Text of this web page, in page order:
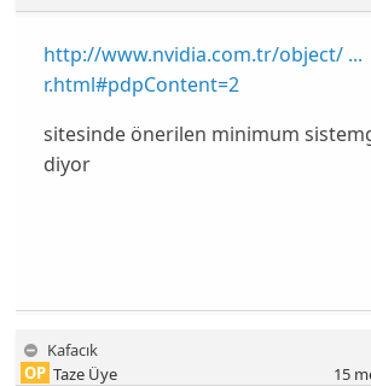
http://www.nvidia.com.tr/object/ ...
r.html#pdpContent=2
sitesinde önerilen minimum
diyor
Kafacık
OP Taze Üye 15